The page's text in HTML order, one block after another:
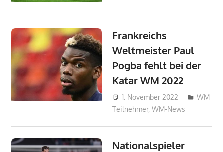
Frankreichs
Weltmeister Paul
Pogba fehlt bei der
Katar WM 2022
1. November 2022
WM
Teilnehmer,WM-News
Nationalspieler